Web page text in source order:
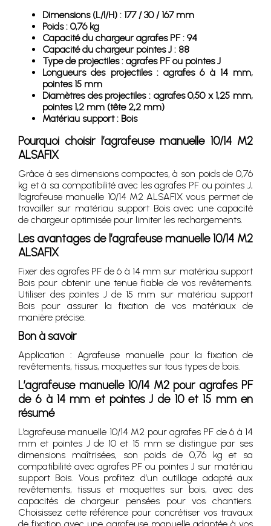
Dimensions (L/l/H) : 177 / 30 / 167 mm
Poids : 0,76 kg
Capacité du chargeur agrafes PF : 94
Capacité du chargeur pointes J : 88
Type de projectiles : agrafes PF ou pointes J
Longueurs des projectiles : agrafes 6 à 14 mm,
pointes 15 mm
Diamètres des projectiles : agrafes 0,50 x 1,25 mm,
pointes 1,2 mm (tête 2,2 mm)
Matériau support : Bois
Pourquoi choisir l’agrafeuse manuelle 10/14 M2
ALSAFIX
Grâce à ses dimensions compactes, à son poids de 0,76
kg et à sa compatibilité avec les agrafes PF ou pointes J,
l’agrafeuse manuelle 10/14 M2 ALSAFIX vous permet de
travailler sur matériau support Bois avec une capacité
de chargeur optimisée pour limiter les rechargements.
Les avantages de l’agrafeuse manuelle 10/14 M2
ALSAFIX
Fixer des agrafes PF de 6 à 14 mm sur matériau support
Bois pour obtenir une tenue fiable de vos revêtements.
Utiliser des pointes J de 15 mm sur matériau support
Bois pour assurer la fixation de vos matériaux de
manière précise.
Bon à savoir
Application : Agrafeuse manuelle pour la fixation de
revêtements, tissus, moquettes sur tous types de bois.
L’agrafeuse manuelle 10/14 M2 pour agrafes PF
de 6 à 14 mm et pointes J de 10 et 15 mm en
résumé
L’agrafeuse manuelle 10/14 M2 pour agrafes PF de 6 à 14
mm et pointes J de 10 et 15 mm se distingue par ses
dimensions maîtrisées, son poids de 0,76 kg et sa
compatibilité avec agrafes PF ou pointes J sur matériau
support Bois. Vous profitez d’un outillage adapté aux
revêtements, tissus et moquettes sur bois, avec des
capacités de chargeur pensées pour vos chantiers.
Choisissez cette référence pour concrétiser vos travaux
de fixation avec une agrafeuse manuelle adaptée à vos